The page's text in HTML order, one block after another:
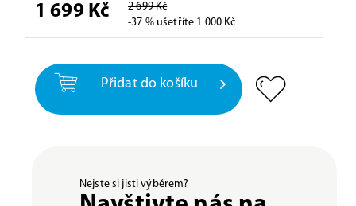
1 699 Kč
2 699 Kč
-37 % ušetříte 1 000 Kč
Přidat do košíku
Nejste si jisti výběrem?